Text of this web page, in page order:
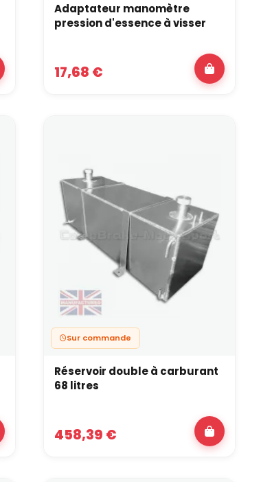
Adaptateur manomètre
pression d'essence à visser
17,68 €
Sur commande
Réservoir double à carburant
68 litres
458,39 €